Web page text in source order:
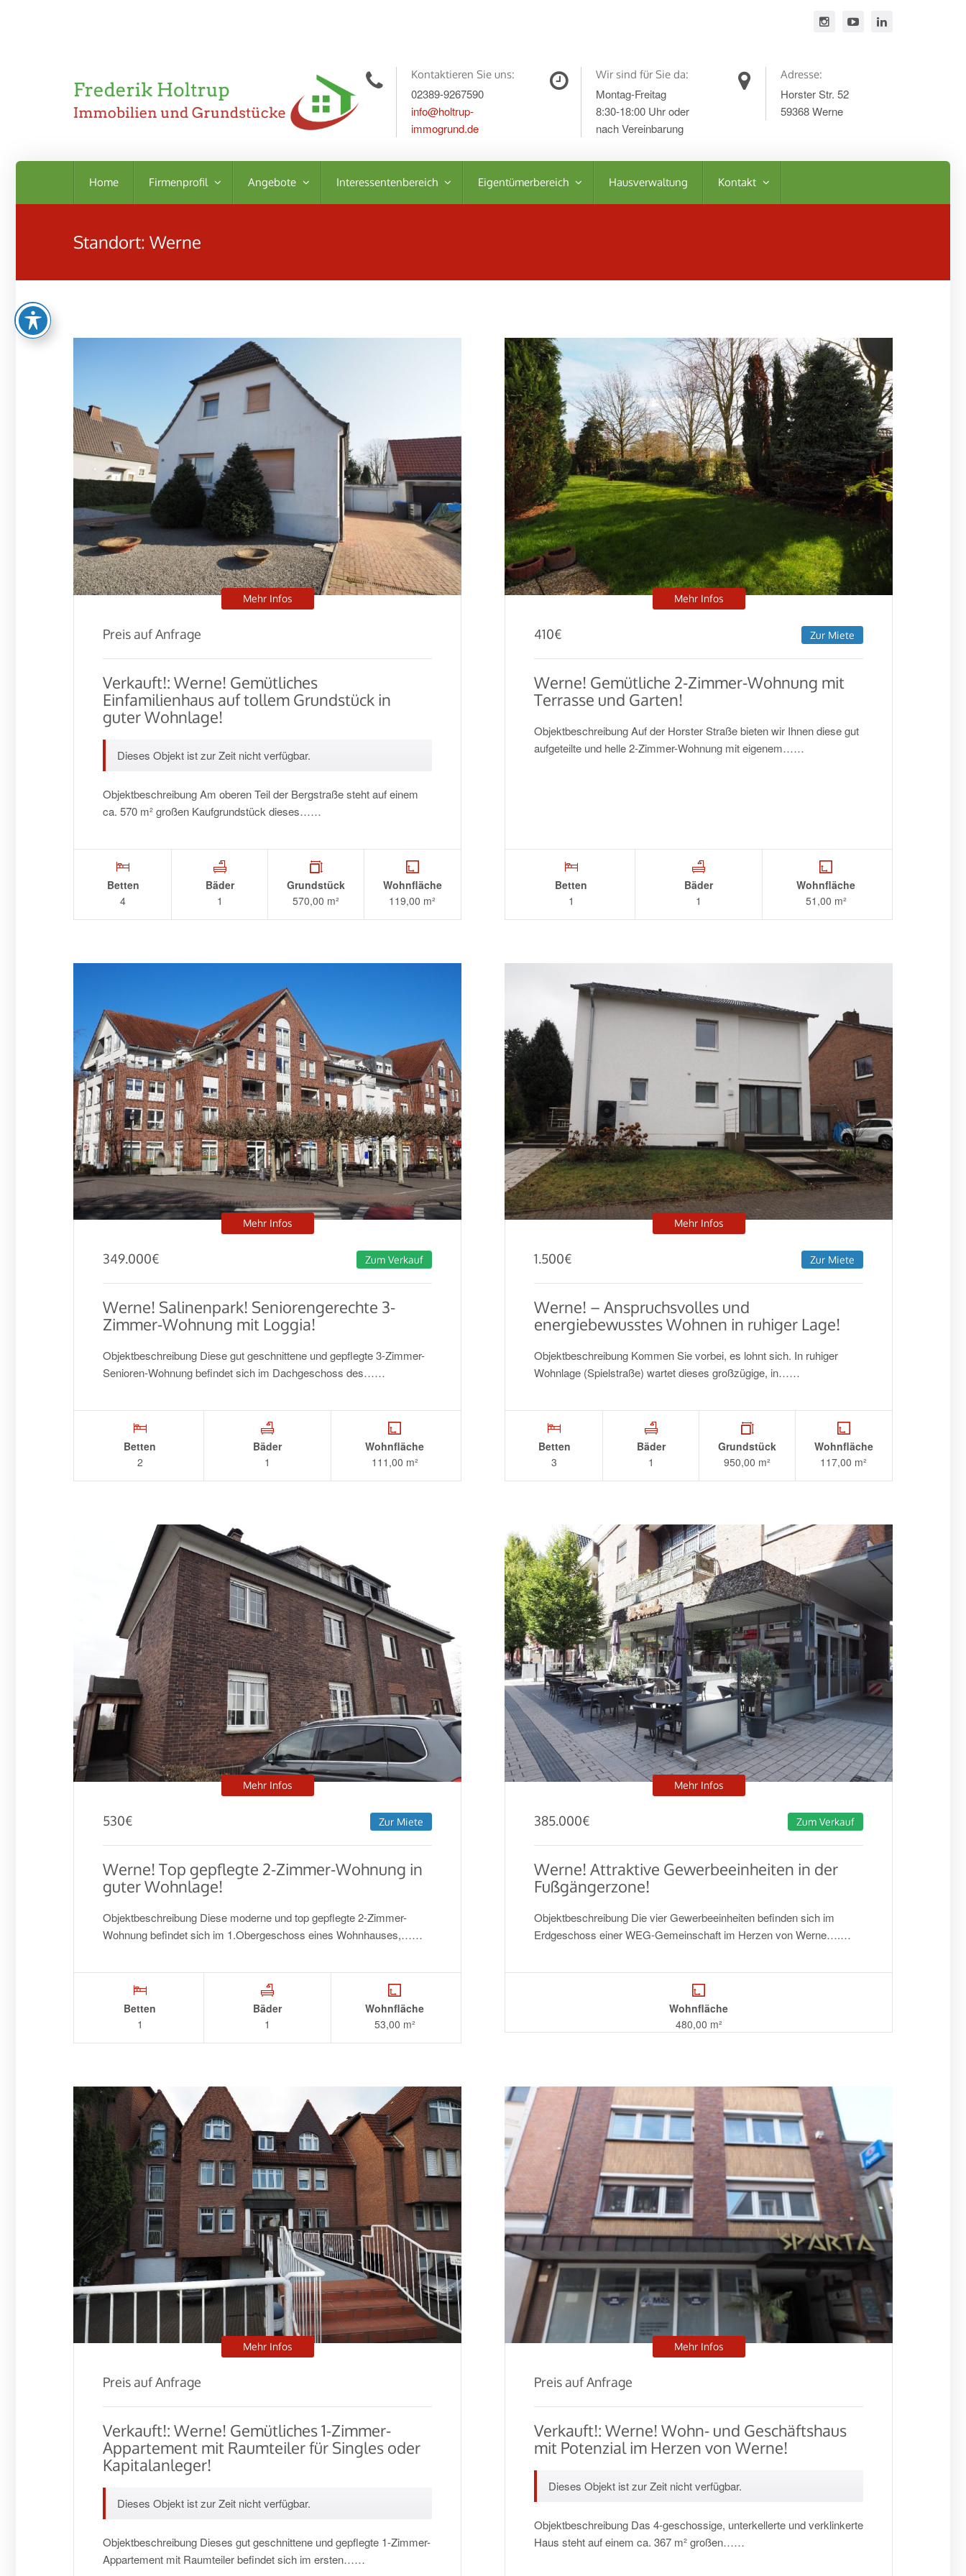
Kontaktieren Sie uns:
02389-9267590
info@holtrup-
immogrund.de
Wir sind für Sie da:
Montag-Freitag
8:30-18:00 Uhr oder
nach Vereinbarung
Adresse:
Horster Str. 52
59368 Werne
Home Firmenprofil Angebote Interessentenbereich Eigentümerbereich Hausverwaltung Kontakt
Standort: Werne
Mehr Infos
Preis auf Anfrage
Verkauft!: Werne! Gemütliches
Einfamilienhaus auf tollem Grundstück in
guter Wohnlage!
Dieses Objekt ist zur Zeit nicht verfügbar.
Objektbeschreibung Am oberen Teil der Bergstraße steht auf einem
ca. 570 m² großen Kaufgrundstück dieses……
Betten
4
Bäder
1
Grundstück
570,00 m²
Wohnfläche
119,00 m²
Mehr Infos
410€ Zur Miete
Werne! Gemütliche 2-Zimmer-Wohnung mit
Terrasse und Garten!
Objektbeschreibung Auf der Horster Straße bieten wir Ihnen diese gut
aufgeteilte und helle 2-Zimmer-Wohnung mit eigenem……
Betten
1
Bäder
1
Wohnfläche
51,00 m²
Mehr Infos
349.000€ Zum Verkauf
Werne! Salinenpark! Seniorengerechte 3-
Zimmer-Wohnung mit Loggia!
Objektbeschreibung Diese gut geschnittene und gepflegte 3-Zimmer-
Senioren-Wohnung befindet sich im Dachgeschoss des……
Betten
2
Bäder
1
Wohnfläche
111,00 m²
Mehr Infos
1.500€ Zur Miete
Werne! – Anspruchsvolles und
energiebewusstes Wohnen in ruhiger Lage!
Objektbeschreibung Kommen Sie vorbei, es lohnt sich. In ruhiger
Wohnlage (Spielstraße) wartet dieses großzügige, in……
Betten
3
Bäder
1
Grundstück
950,00 m²
Wohnfläche
117,00 m²
Mehr Infos
530€ Zur Miete
Werne! Top gepflegte 2-Zimmer-Wohnung in
guter Wohnlage!
Objektbeschreibung Diese moderne und top gepflegte 2-Zimmer-
Wohnung befindet sich im 1.Obergeschoss eines Wohnhauses,……
Betten
1
Bäder
1
Wohnfläche
53,00 m²
Mehr Infos
385.000€ Zum Verkauf
Werne! Attraktive Gewerbeeinheiten in der
Fußgängerzone!
Objektbeschreibung Die vier Gewerbeeinheiten befinden sich im
Erdgeschoss einer WEG-Gemeinschaft im Herzen von Werne….…
Wohnfläche
480,00 m²
Mehr Infos
Preis auf Anfrage
Verkauft!: Werne! Gemütliches 1-Zimmer-
Appartement mit Raumteiler für Singles oder
Kapitalanleger!
Dieses Objekt ist zur Zeit nicht verfügbar.
Objektbeschreibung Dieses gut geschnittene und gepflegte 1-Zimmer-
Appartement mit Raumteiler befindet sich im ersten……
Mehr Infos
Preis auf Anfrage
Verkauft!: Werne! Wohn- und Geschäftshaus
mit Potenzial im Herzen von Werne!
Dieses Objekt ist zur Zeit nicht verfügbar.
Objektbeschreibung Das 4-geschossige, unterkellerte und verklinkerte
Haus steht auf einem ca. 367 m² großen……